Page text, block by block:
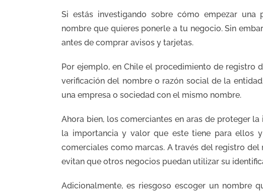
Si estás investigando sobre cómo empezar una
nombre que quieres ponerle a tu negocio. Sin
antes de comprar avisos y tarjetas.
Por ejemplo, en Chile el procedimiento de registro
verificación del nombre o razón social de la
una empresa o sociedad con el mismo nombre.
Ahora bien, los comerciantes en aras de proteger
la importancia y valor que este tiene para ellos
comerciales como marcas. A través del registro
evitan que otros negocios puedan utilizar su
Adicionalmente, es riesgoso escoger un nombre